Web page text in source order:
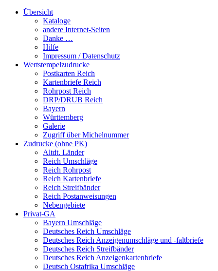
Übersicht
Kataloge
andere Internet-Seiten
Danke …
Hilfe
Impressum / Datenschutz
Wertstempelzudrucke
Postkarten Reich
Kartenbriefe Reich
Rohrpost Reich
DRP/DRUB Reich
Bayern
Württemberg
Galerie
Zugriff über Michelnummer
Zudrucke (ohne PK)
Altdt. Länder
Reich Umschläge
Reich Rohrpost
Reich Kartenbriefe
Reich Streifbänder
Reich Postanweisungen
Nebengebiete
Privat-GA
Bayern Umschläge
Deutsches Reich Umschläge
Deutsches Reich Anzeigenumschläge und -faltbriefe
Deutsches Reich Streifbänder
Deutsches Reich Anzeigenkartenbriefe
Deutsch Ostafrika Umschläge